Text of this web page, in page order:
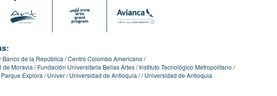
Banco de la República Centro Colombo Americano
de Moravia
Fundación Universitaria Bellas Artes Instituto Tecnológico Metropolitano
Parque Explora Univer Universidad de Antioquia Universidad de Antioquia